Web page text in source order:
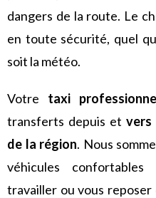
dangers de la route. Le
en toute sécurité, quel
soit la météo.
Votre taxi
transferts depuis et vers
de la région. Nous
véhicules
travailler ou vous